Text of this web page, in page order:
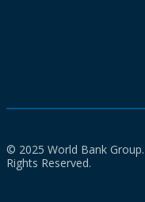
© 2025 World Bank
Rights Reserved.